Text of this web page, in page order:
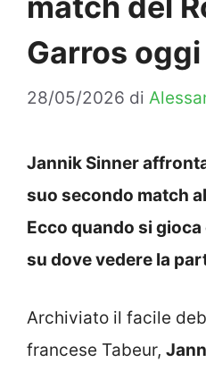
Garros oggi
28/05/2026 di
Jannik Sinner
suo secondo match
Ecco quando si
su dove vedere la
Archiviato il facile
francese Tabeur,